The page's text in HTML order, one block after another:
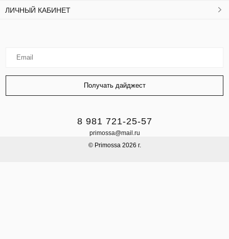
ЛИЧНЫЙ КАБИНЕТ
8 981 721-25-57
primossa@mail.ru
© Primossa 2026 г.